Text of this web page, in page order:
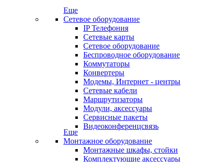
Еще
Сетевое оборудование
IP Телефония
Сетевые карты
Сетевое оборудование
Беспроводное оборудование
Коммутаторы
Конвертеры
Модемы, Интернет - центры
Сетевые кабели
Маршрутизаторы
Модули, аксессуары
Сервисные пакеты
Видеоконференцсвязь
Еще
Монтажное оборудование
Монтажные шкафы, стойки
Комплектующие аксессуары